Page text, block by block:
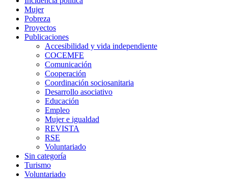
Mujer
Pobreza
Proyectos
Publicaciones
Accesibilidad y vida independiente
COCEMFE
Comunicación
Cooperación
Coordinación sociosanitaria
Desarrollo asociativo
Educación
Empleo
Mujer e igualdad
REVISTA
RSE
Voluntariado
Sin categoría
Turismo
Voluntariado